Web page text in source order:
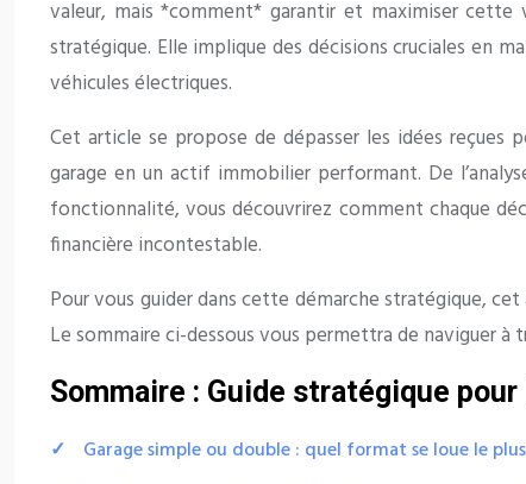
valeur, mais *comment* garantir et maximiser cette
stratégique. Elle implique des décisions cruciales en
véhicules électriques.
Cet article se propose de dépasser les idées reçues
garage en un actif immobilier performant. De
fonctionnalité, vous découvrirez comment chaque
financière incontestable.
Pour vous guider dans cette démarche stratégique,
Le sommaire ci-dessous vous permettra de naviguer
Sommaire : Guide stratégique
Garage simple ou double : quel format se loue le